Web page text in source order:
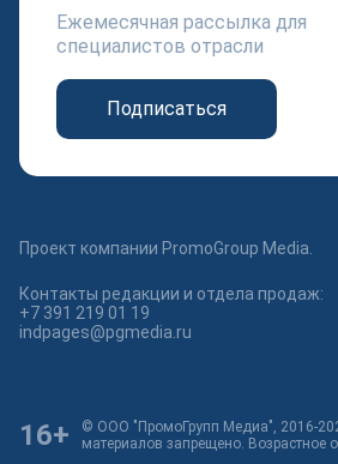
Ежемесячная рассылка для
специалистов отрасли
Подписаться
Проект компании PromoGroup Media.
Контакты редакции и отдела продаж:
+7 391 219 01 19
indpages@pgmedia.ru
© ООО "ПромоГрупп Медиа", 2016-
материалов запрещено. Возрастное
16+